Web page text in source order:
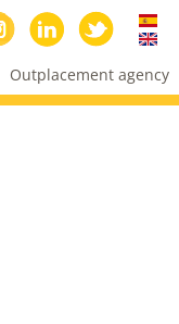
Outplacement agency